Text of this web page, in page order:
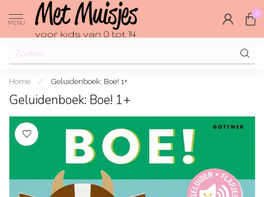
MENU
0
Home / Geluidenboek: Boe! 1+
Geluidenboek: Boe! 1+